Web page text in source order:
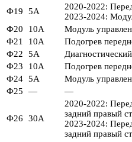
Ф19
5А
2020-2022:
2023-2024:
Ф20
10А
Модуль
Ф21
10А
Подогрев
Ф22
5А
Ф23
10А
Подогрев
Ф24 5А
Модуль
Ф25
— —
Ф26 30А
2020-2022:
задний правый
2023-2024:
задний правый